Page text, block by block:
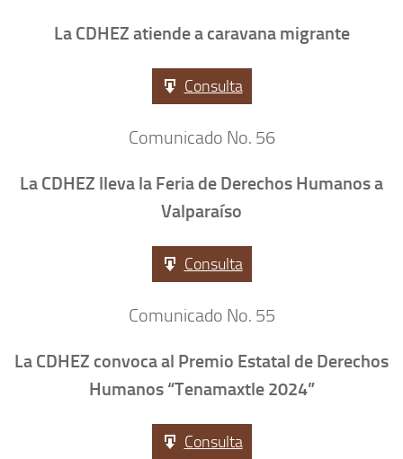
La CDHEZ atiende a caravana migrante
Consulta
Comunicado No. 56
La CDHEZ lleva la Feria de Derechos Humanos a
Valparaíso
Consulta
Comunicado No. 55
La CDHEZ convoca al Premio Estatal de Derechos
Humanos “Tenamaxtle 2024”
Consulta